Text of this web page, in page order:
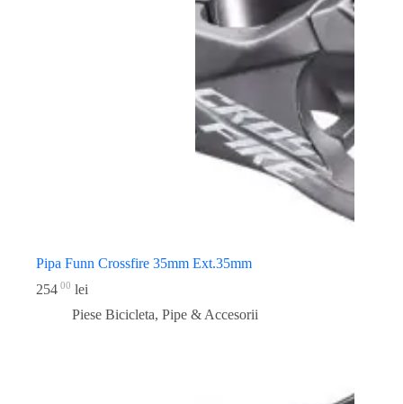
Pipa Funn Crossfire 35mm Ext.35mm
254 00 lei
Piese Bicicleta, Pipe & Accesorii